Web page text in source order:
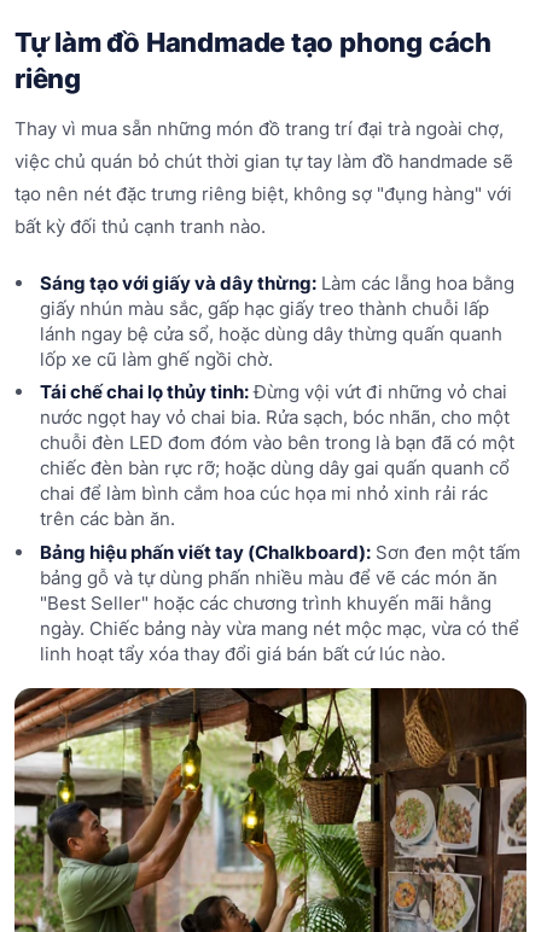
Tự làm đồ Handmade tạo phong cách
riêng
Thay vì mua sẵn những món đồ trang trí đại trà ngoài chợ,
việc chủ quán bỏ chút thời gian tự tay làm đồ handmade sẽ
tạo nên nét đặc trưng riêng biệt, không sợ "đụng hàng" với
bất kỳ đối thủ cạnh tranh nào.
Sáng tạo với giấy và dây thừng:Làm các lẵng hoa bằng
giấy nhún màu sắc, gấp hạc giấy treo thành chuỗi lấp
lánh ngay bệ cửa sổ, hoặc dùng dây thừng quấn quanh
lốp xe cũ làm ghế ngồi chờ.
Tái chế chai lọ thủy tinh:Đừng vội vứt đi những vỏ chai
nước ngọt hay vỏ chai bia. Rửa sạch, bóc nhãn, cho một
chuỗi đèn LED đom đóm vào bên trong là bạn đã có một
chiếc đèn bàn rực rỡ; hoặc dùng dây gai quấn quanh cổ
chai để làm bình cắm hoa cúc họa mi nhỏ xinh rải rác
trên các bàn ăn.
Bảng hiệu phấn viết tay (Chalkboard):Sơn đen một tấm
bảng gỗ và tự dùng phấn nhiều màu để vẽ các món ăn
"Best Seller" hoặc các chương trình khuyến mãi hằng
ngày. Chiếc bảng này vừa mang nét mộc mạc, vừa có thể
linh hoạt tẩy xóa thay đổi giá bán bất cứ lúc nào.